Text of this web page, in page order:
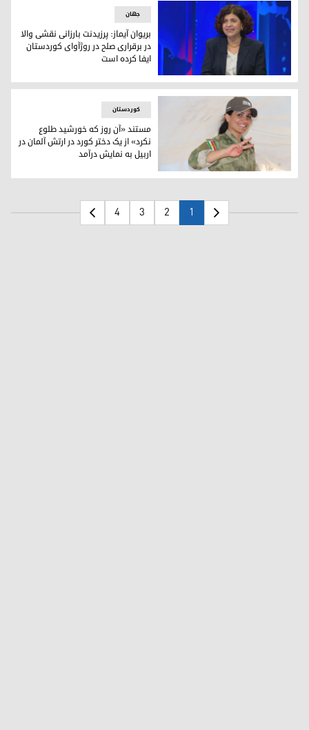
بریوان آیماز، نایب‌رئیس پارلمان ایالت نوردراین-وستفالن آلمان
جهان
بریوان آیماز: پرزیدنت بارزانی نقشی والا
در برقراری صلح در روژآوای کوردستان
ایفا کرده است
مستند «آن روز که خورشید طلوع نکرد» از یک دختر کورد در ارتش
کوردستان
مستند «آن روز که خورشید طلوع
نکرد» از یک دختر کورد در ارتش آلمان در
اربیل به نمایش درآمد
1
2
3
4